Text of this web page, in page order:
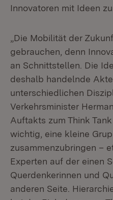
Innovatoren mit Ideen
„Die Mobilität der
gebrauchen, denn
an Schnittstellen. Die
deshalb handelnde
unterschiedlichen
Verkehrsminister
Auftakts zum Think
wichtig, eine kleine
zusammenzubringen –
Experten auf der einen
Querdenkerinnen und
anderen Seite.